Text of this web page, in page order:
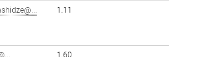
1.11
1.60